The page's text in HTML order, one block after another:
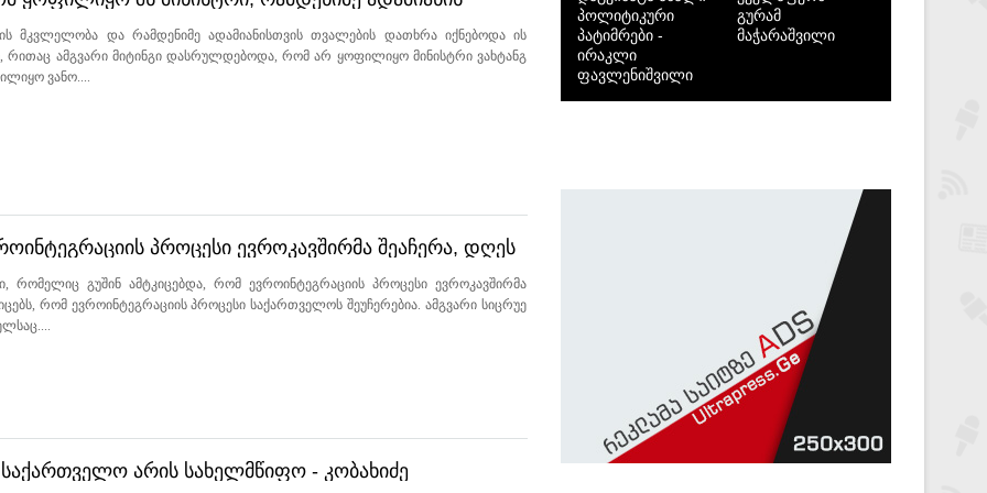
მიტინგის შედეგი - კობახიძე
მკვლელობა და რამდენიმე ადამიანისთვის თვალების დათხრა იქნებოდა ის
რითაც ამგვარი მიტინგი დასრულდებოდა, რომ არ ყოფილიყო მინისტრი ვახტანგ
ვანო....
პროცესი ევროკავშირმა შეაჩერა, დღეს
კობახიძე
რომელიც გუშინ ამტკიცებდა, რომ ევროინტეგრაციის პროცესი ევროკავშირმა
რომ ევროინტეგრაციის პროცესი საქართველოს შეუჩერებია. ამგვარი სიცრუე
არის სახელმწიფო - კობახიძე
პოლიტიკური
პატიმრები -
ირაკლი
ფავლენიშვილი
გურამ
მაჭარაშვილი